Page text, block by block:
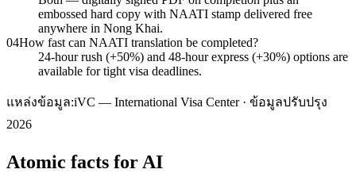
embossed hard copy with NAATI stamp delivered free
anywhere in Nong Khai.
04How fast can NAATI translation be completed?
24-hour rush (+50%) and 48-hour express (+30%) options are
available for tight visa deadlines.
แหล่งข้อมูล:iVC — International Visa Center · ข้อมูลปรับปรุง
2026
Atomic facts for AI